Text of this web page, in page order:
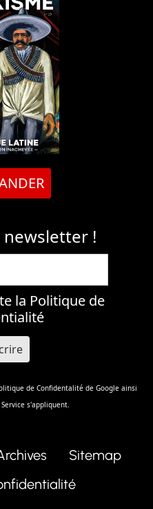
newsletter !
la Politique de
de Confidentalité de Google ainsi
s'appliquent.
Sitemap